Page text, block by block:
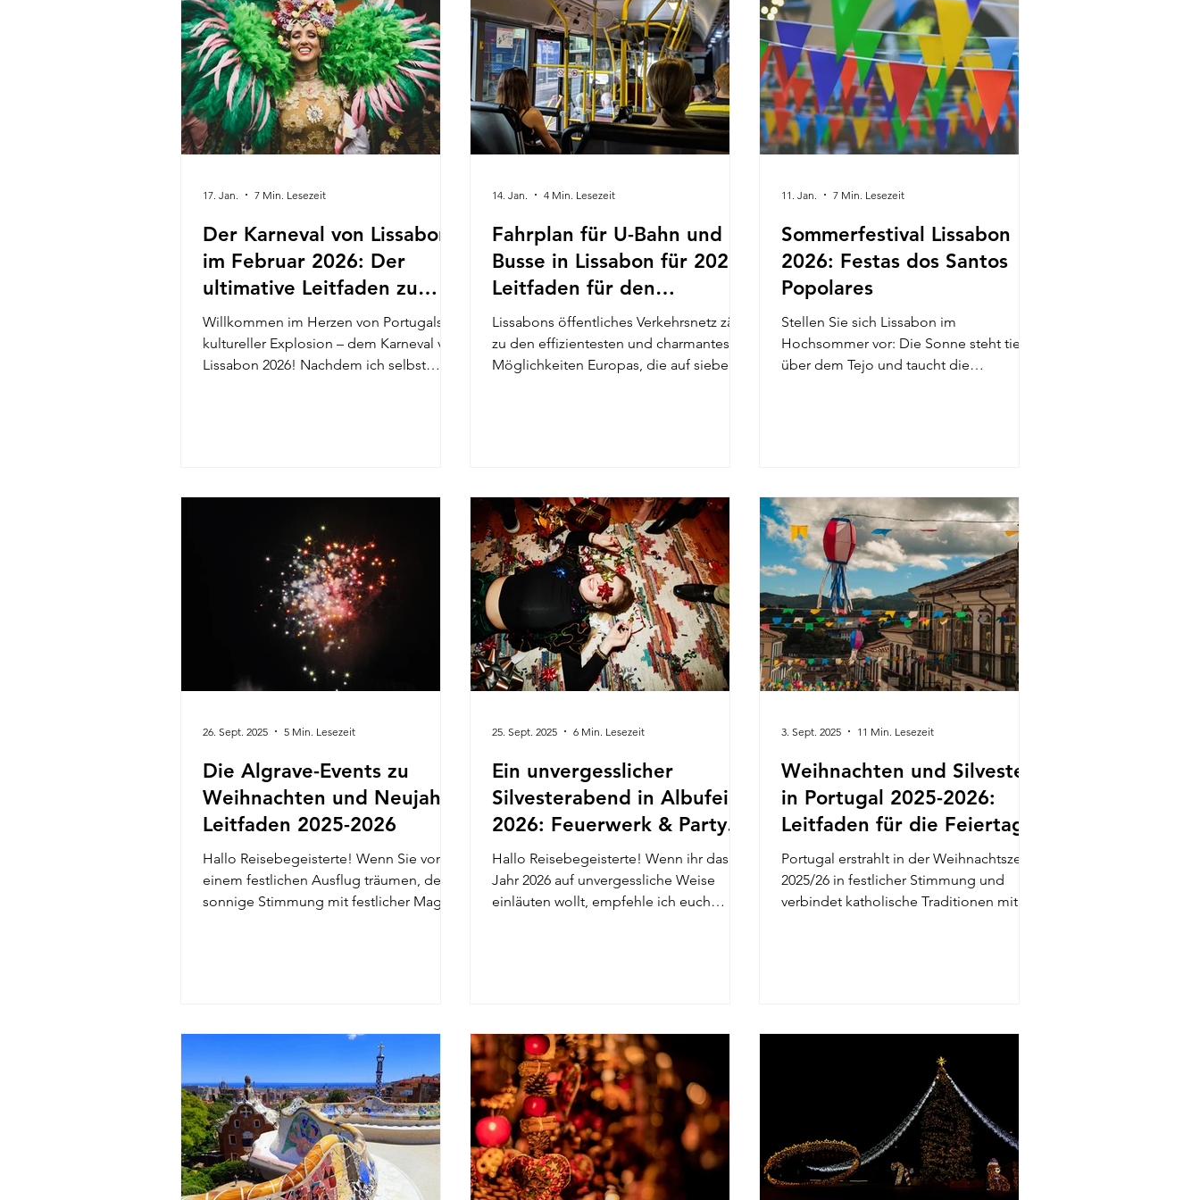
MED 2026, dem größten Musikfestival
der Algarve und ehrlich gesagt eines
dieser Ereig
wunderschöne portugiesische Mischung
aus feierlicher Tradition und fam
Erfolg –, die internationale Besucher
anziehen und der ohnehin schon
lebendigen Stadt zusätzliche Attraktivitä
Der Karneval von Lissabon
im Februar 2026: Der
ultimative Leitfaden zu
Terminen und Paraden
Willkommen im Herzen von Portugals
kultureller Explosion – dem Karneval von
Lissabon 2026! Nachdem ich selbst
vor Beginn der Fastenzeit veranstaltet,
„Carnaval de Lisboa“, die Stadt in ein
Kaleidoskop aus Paraden, Musik und
prachtvollen Kostümen.
17. Jan. 7 Min. Lesezeit
Fahrplan für U-Bahn und
Busse in Lissabon für 2026:
Leitfaden für den
öffentlichen Nahverkehr
Lissabons öffentliches Verkehrsnetz zählt
zu den effizientesten und charmantesten
Möglichkeiten Europas, die auf sieben
einer großen Busflotte von Carris. Ob
Sie vom Flughafen ins historische
Zentrum oder zwischen verschiedenen
Stadtteilen pendeln möchten – mit den
Fahrplänen von U-Bahn und
14. Jan. 4 Min. Lesezeit
Sommerfestival Lissabon
2026: Festas dos Santos
Popolares
Stellen Sie sich Lissabon im
Hochsommer vor: Die Sonne steht tief
über dem Tejo und taucht die
hallt und aus jeder Ecke Lachen dringt.
Der Juni 2026 markiert den Höhepunkt
der Lissaboner Festtagsstimmung mit
den Festas de Lisboa , auch bekannt als
Festas dos Santos Populares (Feste der
Volksheiligen).
11. Jan. 7 Min. Lesezeit
Die Algrave-Events zu
Weihnachten und Neujahr:
Leitfaden 2025-2026
Hallo Reisebegeisterte! Wenn Sie von
einem festlichen Ausflug träumen, der
sonnige Stimmung mit festlicher Magie
26. Sept. 2025 5 Min. Lesezeit
Ein unvergesslicher
Silvesterabend in Albufeira
2026: Feuerwerk & Party-
Guide
Hallo Reisebegeisterte! Wenn ihr das
Jahr 2026 auf unvergessliche Weise
einläuten wollt, empfehle ich euch
25. Sept. 2025 6 Min. Lesezeit
Weihnachten und Silvester
in Portugal 2025-2026:
Leitfaden für die Feiertage
Portugal erstrahlt in der Weihnachtszeit
2025/26 in festlicher Stimmung und
verbindet katholische Traditionen mit
3. Sept. 2025 11 Min. Lesezeit